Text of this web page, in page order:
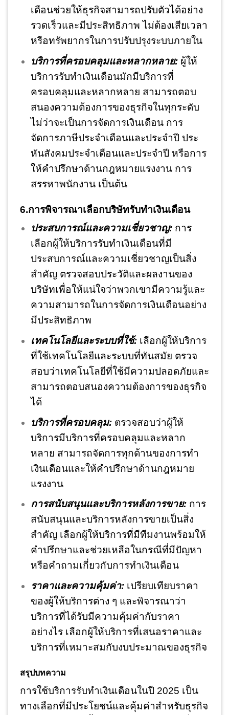
เดือนช่วยให้ธุรกิจสามารถปรับตัวได้อย่าง
รวดเร็วและมีประสิทธิภาพ ไม่ต้องเสียเวลา
หรือทรัพยากรในการปรับปรุงระบบภายใน
บริการที่ครอบคลุมและหลากหลาย:ผู้ให้
บริการรับทำเงินเดือนมักมีบริการที่
ครอบคลุมและหลากหลาย สามารถตอบ
สนองความต้องการของธุรกิจในทุกระดับ
ไม่ว่าจะเป็นการจัดการเงินเดือน การ
จัดการภาษีประจำเดือนและประจำปี ประ
หันสังคมประจำเดือนและประจำปี หรือการ
ให้คำปรึกษาด้านกฎหมายแรงงาน การ
สรรหาพนักงาน เป็นต้น
6.การพิจารณาเลือกบริษัทรับทำเงินเดือน
ประสบการณ์และความเชี่ยวชาญ:การ
เลือกผู้ให้บริการรับทำเงินเดือนที่มี
ประสบการณ์และความเชี่ยวชาญเป็นสิ่ง
สำคัญ ตรวจสอบประวัติและผลงานของ
บริษัทเพื่อให้แน่ใจว่าพวกเขามีความรู้และ
ความสามารถในการจัดการเงินเดือนอย่าง
มีประสิทธิภาพ
เทคโนโลยีและระบบที่ใช้:เลือกผู้ให้บริการ
ที่ใช้เทคโนโลยีและระบบที่ทันสมัย ตรวจ
สอบว่าเทคโนโลยีที่ใช้มีความปลอดภัยและ
สามารถตอบสนองความต้องการของธุรกิจ
ได้
บริการที่ครอบคลุม:ตรวจสอบว่าผู้ให้
บริการมีบริการที่ครอบคลุมและหลาก
หลาย สามารถจัดการทุกด้านของการทำ
เงินเดือนและให้คำปรึกษาด้านกฎหมาย
แรงงาน
การสนับสนุนและบริการหลังการขาย:การ
สนับสนุนและบริการหลังการขายเป็นสิ่ง
สำคัญ เลือกผู้ให้บริการที่มีทีมงานพร้อมให้
คำปรึกษาและช่วยเหลือในกรณีที่มีปัญหา
หรือคำถามเกี่ยวกับการทำเงินเดือน
ราคาและความคุ้มค่า:เปรียบเทียบราคา
ของผู้ให้บริการต่าง ๆ และพิจารณาว่า
บริการที่ได้รับมีความคุ้มค่ากับราคา
อย่างไร เลือกผู้ให้บริการที่เสนอราคาและ
บริการที่เหมาะสมกับงบประมาณของธุรกิจ
สรุปบทความ
การใช้บริการรับทำเงินเดือนในปี 2025 เป็น
ทางเลือกที่มีประโยชน์และคุ้มค่าสำหรับธุรกิจ